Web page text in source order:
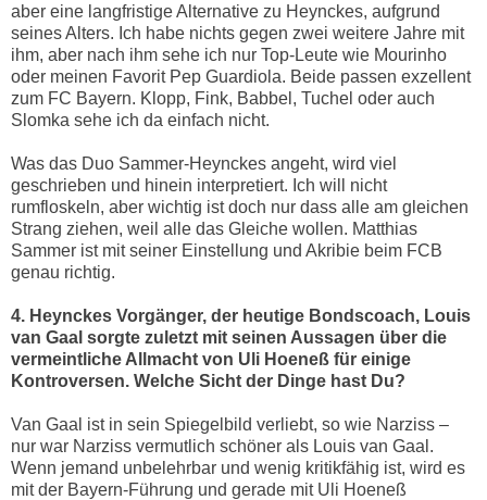
aber eine langfristige Alternative zu Heynckes, aufgrund
seines Alters. Ich habe nichts gegen zwei weitere Jahre mit
ihm, aber nach ihm sehe ich nur Top-Leute wie Mourinho
oder meinen Favorit Pep Guardiola. Beide passen exzellent
zum FC Bayern. Klopp, Fink, Babbel, Tuchel oder auch
Slomka sehe ich da einfach nicht.
Was das Duo Sammer-Heynckes angeht, wird viel
geschrieben und hinein interpretiert. Ich will nicht
rumfloskeln, aber wichtig ist doch nur dass alle am gleichen
Strang ziehen, weil alle das Gleiche wollen. Matthias
Sammer ist mit seiner Einstellung und Akribie beim FCB
genau richtig.
4. Heynckes Vorgänger, der heutige Bondscoach, Louis
van Gaal sorgte zuletzt mit seinen Aussagen über die
vermeintliche Allmacht von Uli Hoeneß für einige
Kontroversen. Welche Sicht der Dinge hast Du?
Van Gaal ist in sein Spiegelbild verliebt, so wie Narziss –
nur war Narziss vermutlich schöner als Louis van Gaal.
Wenn jemand unbelehrbar und wenig kritikfähig ist, wird es
mit der Bayern-Führung und gerade mit Uli Hoeneß